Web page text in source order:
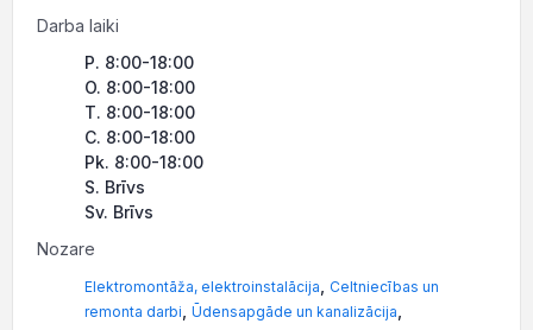
Darba laiki
P. 8:00-18:00
O. 8:00-18:00
T. 8:00-18:00
C. 8:00-18:00
Pk. 8:00-18:00
S. Brīvs
Sv. Brīvs
Nozare
Elektromontāža, elektroinstalācija Celtniecības un
remonta darbi Ūdensapgāde un kanalizācija